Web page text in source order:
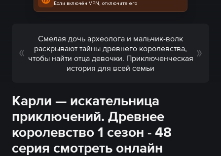
Если включён VPN, отключите его
Смелая дочь археолога и мальчик-волк
раскрывают тайны древнего королевства,
чтобы найти отца девочки. Приключенческая
история для всей семьи
Карли — искательница
приключений. Древнее
королевство 1 сезон - 48
серия смотреть онлайн